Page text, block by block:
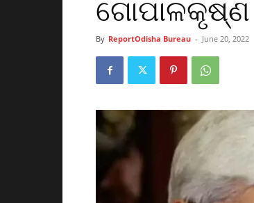
ଗୋପାଳକୃଷ୍ଣ
By ReportOdisha Bureau - June 20, 2022